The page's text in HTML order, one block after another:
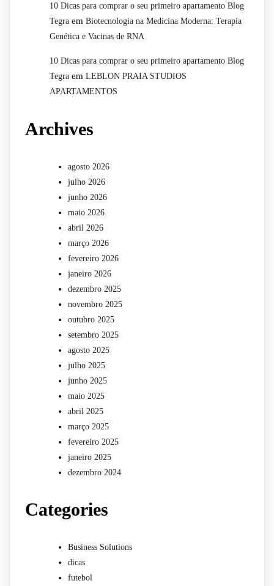
10 Dicas para comprar o seu primeiro apartamento Blog
Tegra em Biotecnologia na Medicina Moderna: Terapia
Genética e Vacinas de RNA
10 Dicas para comprar o seu primeiro apartamento Blog
Tegra em LEBLON PRAIA STUDIOS
APARTAMENTOS
Archives
agosto 2026
julho 2026
junho 2026
maio 2026
abril 2026
março 2026
fevereiro 2026
janeiro 2026
dezembro 2025
novembro 2025
outubro 2025
setembro 2025
agosto 2025
julho 2025
junho 2025
maio 2025
abril 2025
março 2025
fevereiro 2025
janeiro 2025
dezembro 2024
Categories
Business Solutions
dicas
futebol